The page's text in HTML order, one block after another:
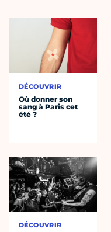
DÉCOUVRIR
Où donner son
sang à Paris cet
été ?
DÉCOUVRIR